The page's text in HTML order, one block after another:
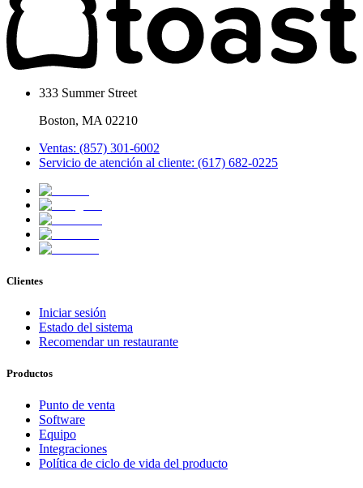
333 Summer Street
Boston, MA 02210
Ventas: (857) 301-6002
Servicio de atención al cliente: (617) 682-0225
Clientes
Iniciar sesión
Estado del sistema
Recomendar un restaurante
Productos
Punto de venta
Software
Equipo
Integraciones
Política de ciclo de vida del producto